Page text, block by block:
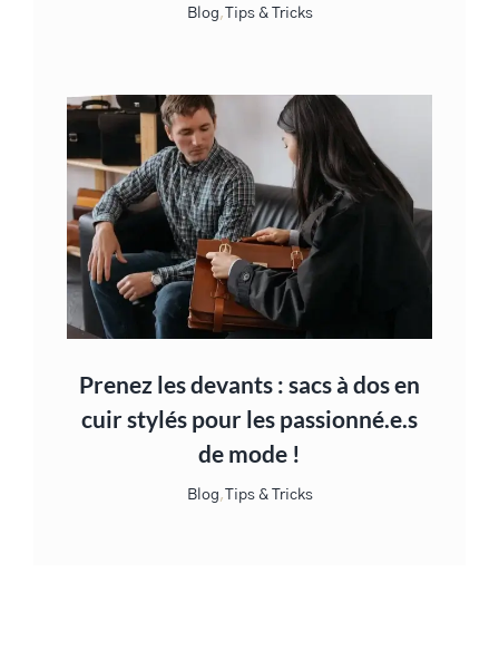
Blog, Tips & Tricks
Prenez les devants : sacs à dos en
cuir stylés pour les passionné.e.s
de mode !
Blog, Tips & Tricks